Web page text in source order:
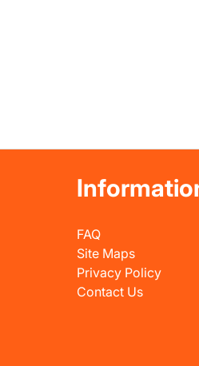
FAQ
Site Maps
Privacy Policy
Contact Us